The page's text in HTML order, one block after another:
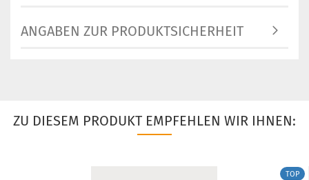
ANGABEN ZUR PRODUKTSICHERHEIT
ZU DIESEM PRODUKT EMPFEHLEN WIR IHNEN:
TOP